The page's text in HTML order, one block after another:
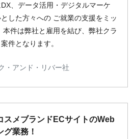
、データ活用・デジタルマーケ
した方々への ご就業の支援をミッ
件は弊社と雇用を結び、弊社クラ
件となります。
・アンド・リバー社
スメブランドECサイトのWeb
グ業務！